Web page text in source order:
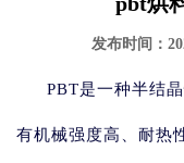
发布时间：
PBT是一种半结
有机械强度高、耐热